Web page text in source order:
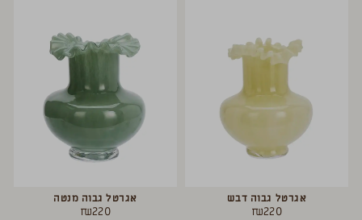
אגרטל גבוה דבש
₪220
אגרטל גבוה מנטה
₪220